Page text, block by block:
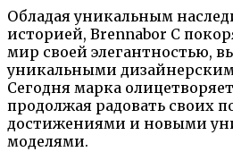
Обладая уникальным
историей, Brennabor C
мир своей элегантностью,
уникальными
Сегодня марка
продолжая радовать своих
достижениями и новыми
моделями.